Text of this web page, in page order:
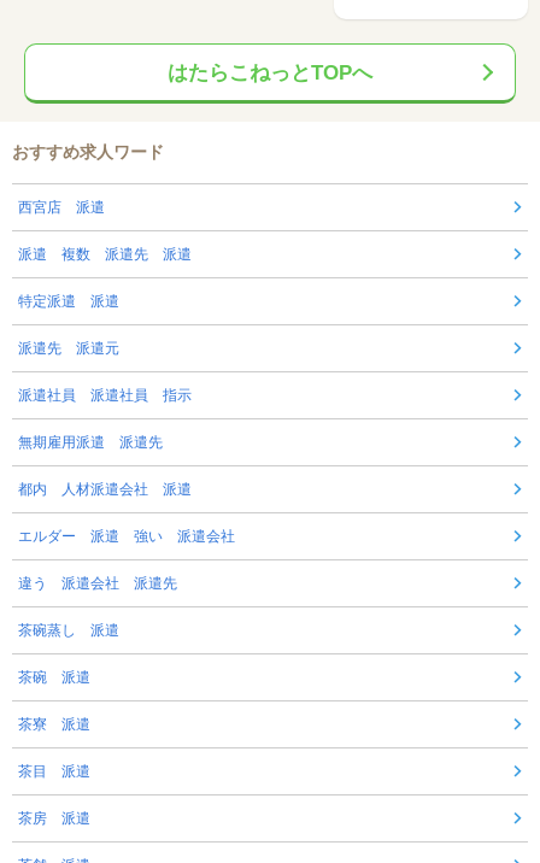
はたらこねっとTOPへ
おすすめ求人ワード
西宮店 派遣
派遣 複数 派遣先 派遣
特定派遣 派遣
派遣先 派遣元
派遣社員 派遣社員 指示
無期雇用派遣 派遣先
都内 人材派遣会社 派遣
エルダー 派遣 強い 派遣会社
違う 派遣会社 派遣先
茶碗蒸し 派遣
茶碗 派遣
茶寮 派遣
茶目 派遣
茶房 派遣